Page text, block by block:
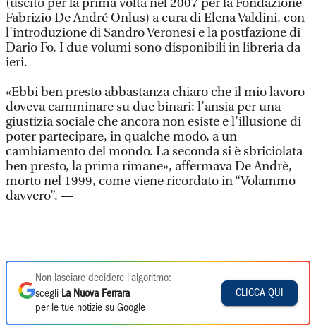
(uscito per la prima volta nel 2007 per la Fondazione
Fabrizio De André Onlus) a cura di Elena Valdini, con
l’introduzione di Sandro Veronesi e la postfazione di
Dario Fo. I due volumi sono disponibili in libreria da
ieri.
«Ebbi ben presto abbastanza chiaro che il mio lavoro
doveva camminare su due binari: l’ansia per una
giustizia sociale che ancora non esiste e l’illusione di
poter partecipare, in qualche modo, a un
cambiamento del mondo. La seconda si è sbriciolata
ben presto, la prima rimane», affermava De Andrè,
morto nel 1999, come viene ricordato in “Volammo
davvero”. —
Non lasciare decidere l'algoritmo:
scegli La Nuova Ferrara
per le tue notizie su Google
CLICCA QUI